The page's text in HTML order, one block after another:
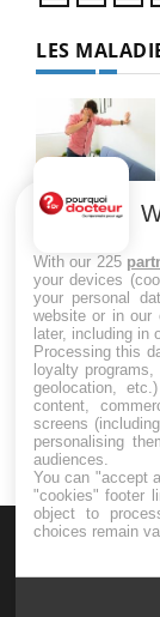
LES
With our 225
your devices
your personal
website or in our
later, including in
Processing this
loyalty
geolocation,
content,
screens
personalising
audiences.
You can "accept
"cookies" footer
object to
choices remain